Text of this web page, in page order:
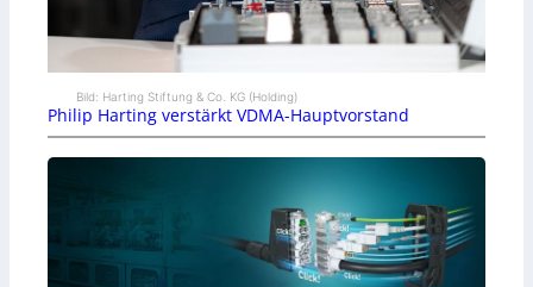
Bild: Harting Stiftung & Co. KG (Holding)
Philip Harting verstärkt VDMA-Hauptvorstand